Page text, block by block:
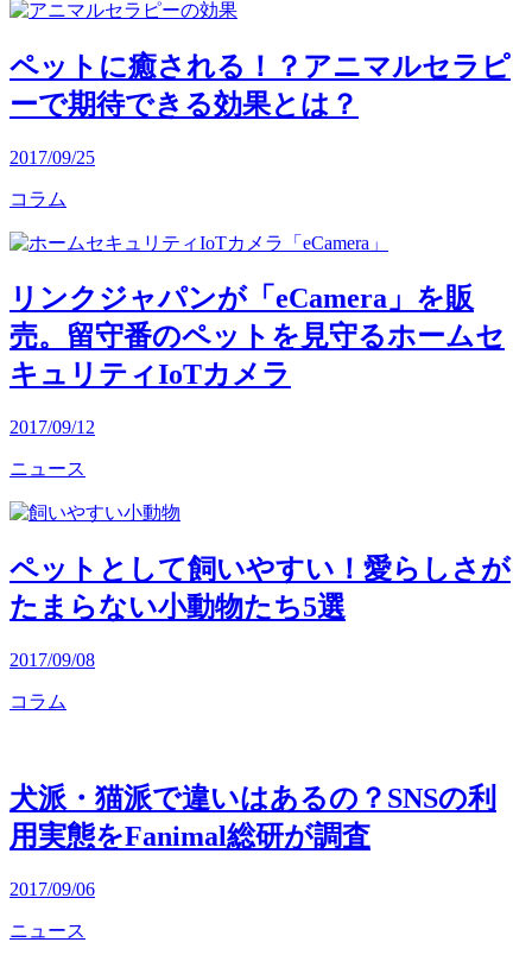
ペットに癒される！？アニマルセラピ
ーで期待できる効果とは？
2017/09/25
コラム
リンクジャパンが「eCamera」を販
売。留守番のペットを見守るホームセ
キュリティIoTカメラ
2017/09/12
ニュース
ペットとして飼いやすい！愛らしさが
たまらない小動物たち5選
2017/09/08
コラム
犬派・猫派で違いはあるの？SNSの利
用実態をFanimal総研が調査
2017/09/06
ニュース